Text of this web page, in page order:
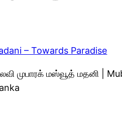
– Towards Paradise
முபாரக் மஸ்வூத் மதனி |